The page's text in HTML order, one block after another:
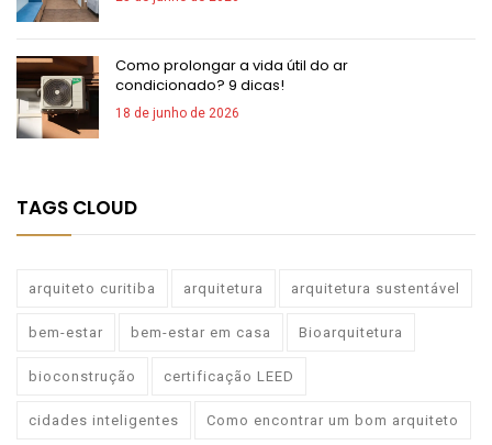
Como prolongar a vida útil do ar
condicionado? 9 dicas!
18 de junho de 2026
TAGS CLOUD
arquiteto curitiba arquitetura arquitetura sustentável
bem-estar bem-estar em casa Bioarquitetura
bioconstrução certificação LEED
cidades inteligentes Como encontrar um bom arquiteto